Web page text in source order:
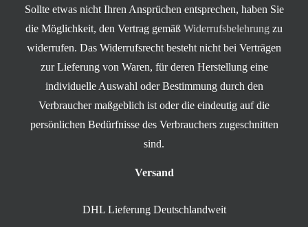
Sollte etwas nicht Ihren Ansprüchen entsprechen, haben Sie
die Möglichkeit, den Vertrag gemäß Widerrufsbelehrung zu
widerrufen. Das Widerrufsrecht besteht nicht bei Verträgen
zur Lieferung von Waren, für deren Herstellung eine
individuelle Auswahl oder Bestimmung durch den
Verbraucher maßgeblich ist oder die eindeutig auf die
persönlichen Bedürfnisse des Verbrauchers zugeschnitten
sind.
Versand
DHL Lieferung Deutschlandweit